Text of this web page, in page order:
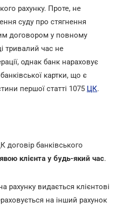
рахунку. Проте, не
суду про стягнення
договором у повному
тривалий час не
однак банк нараховує
картки, що є
першої статті 1075 ЦК.
договір банківського
клієнта у будь-який час.
видається клієнтові
на інший рахунок